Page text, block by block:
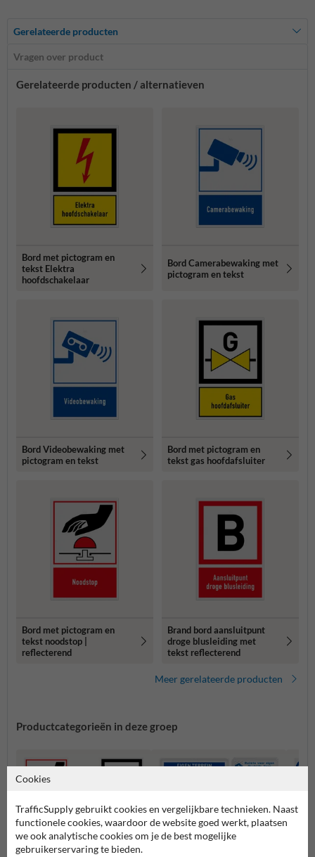
Gerelateerde producten
Vragen over product
Gerelateerde producten / alternatieven
Bord met pictogram en
tekst Elektra
hoofdschakelaar
Bord Camerabewaking met
pictogram en tekst
Bord Videobewaking met
pictogram en tekst
Bord met pictogram en
tekst gas hoofdafsluiter
Bord met pictogram en
tekst noodstop |
reflecterend
Brand bord aansluitpunt
droge blusleiding met
tekst reflecterend
Meer gerelateerde producten
Productcategorieën in deze groep
Cookies
TrafficSupply gebruikt cookies en vergelijkbare technieken. Naast
functionele cookies, waardoor de website goed werkt, plaatsen
we ook analytische cookies om je de best mogelijke
gebruikerservaring te bieden.